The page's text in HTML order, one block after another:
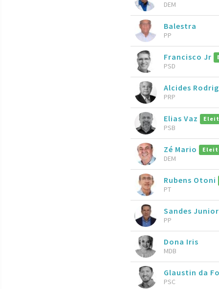
DEM
Balestra
PP
Francisco Jr
PSD
Alcides
PRP
Elias Vaz
PSB
Zé Mario
DEM
Rubens Otoni
PT
Sandes Junior
PP
Dona Iris
MDB
Glaustin da
PSC